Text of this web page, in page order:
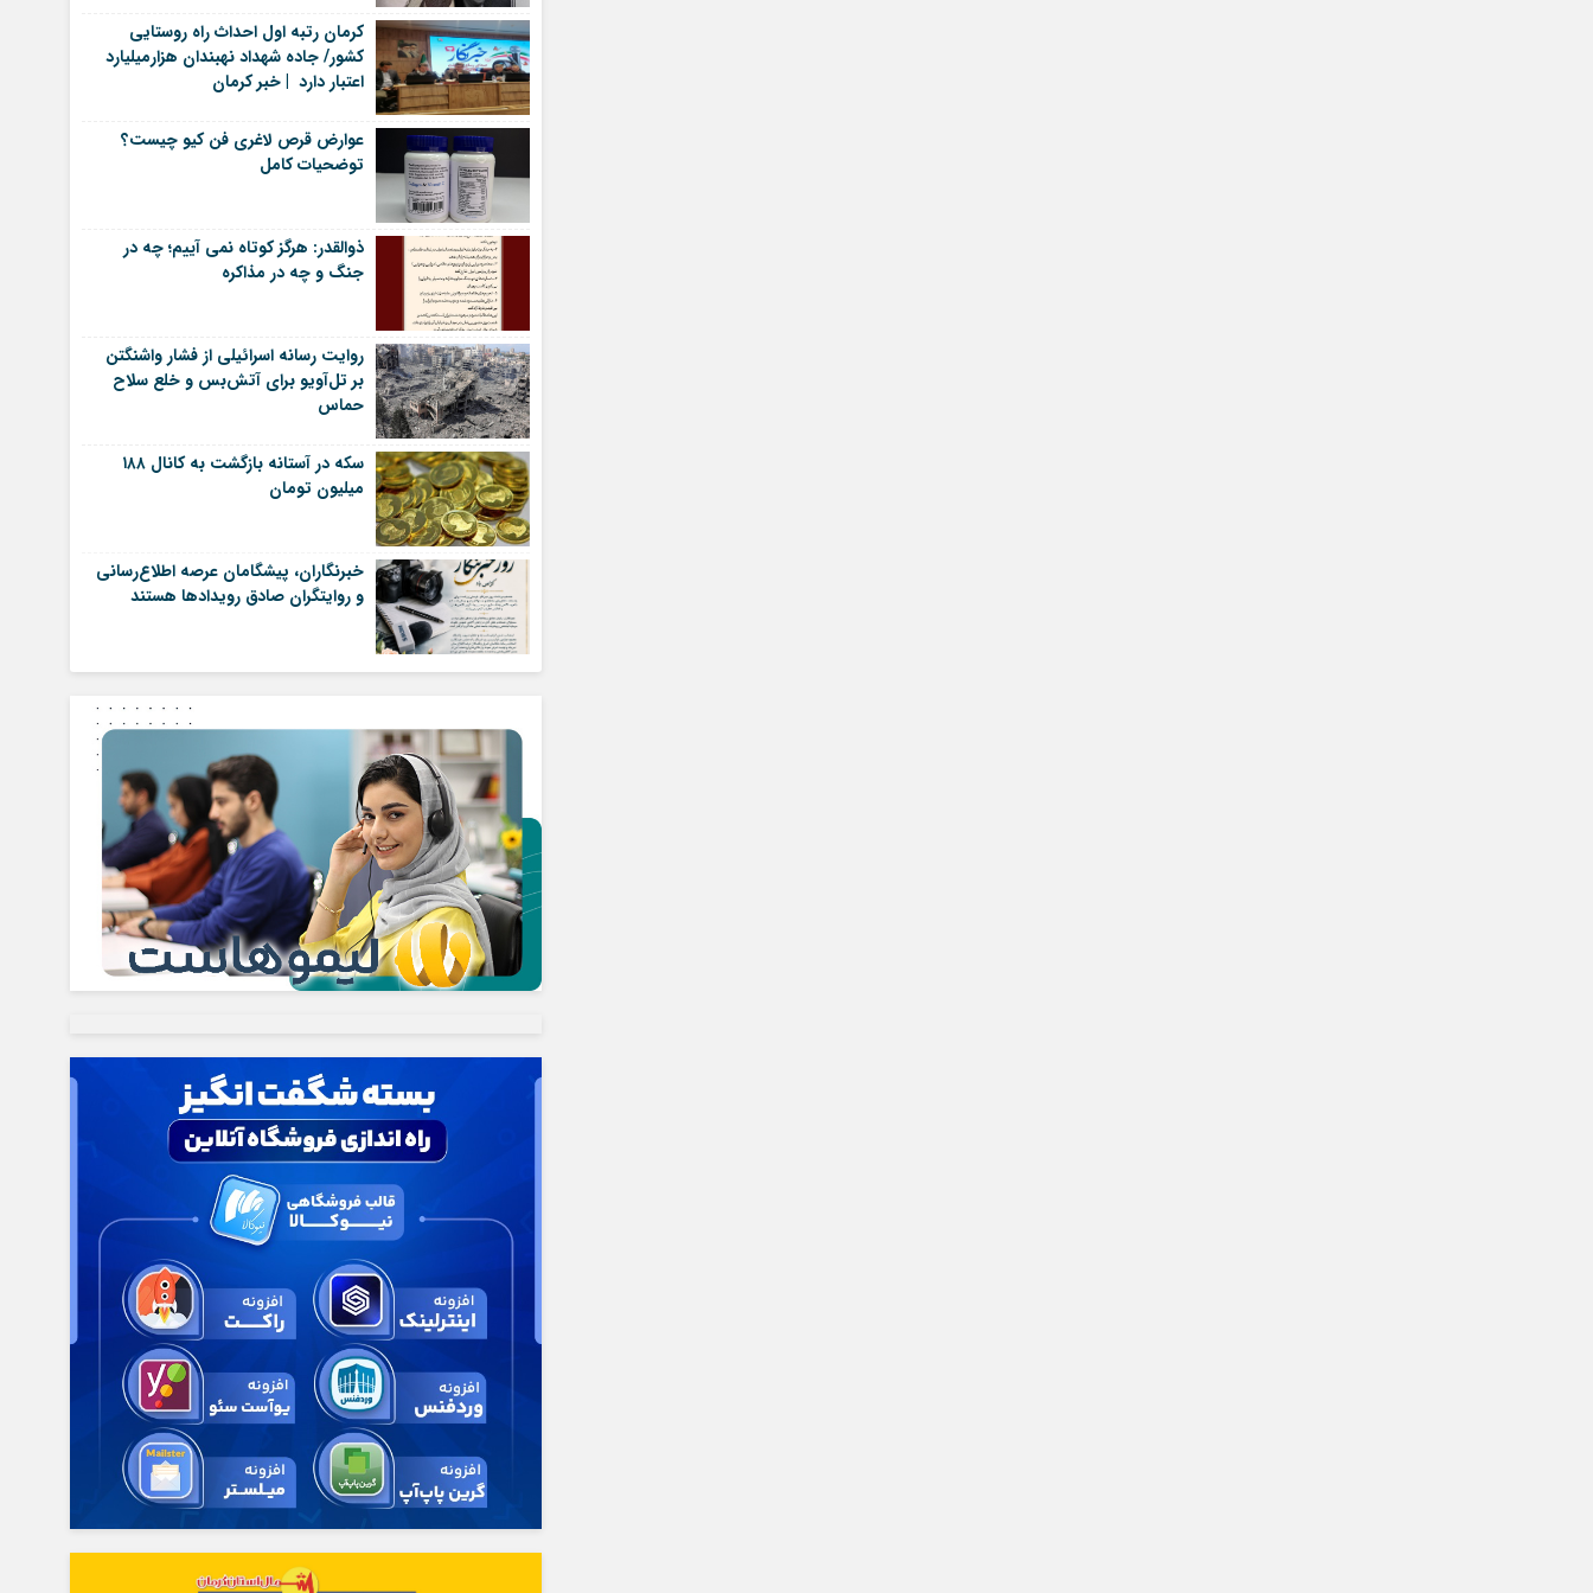
کرمان رتبه اول احداث راه روستایی
کشور/ جاده شهداد نهبندان هزارمیلیارد
اعتبار دارد | خبر کرمان
عوارض قرص لاغری فن کیو چیست؟
توضحیات کامل
ذوالقدر: هرگز کوتاه نمی آییم؛ چه در
جنگ و چه در مذاکره
روایت رسانه اسرائیلی از فشار واشنگتن
بر تل‌آویو برای آتش‌بس و خلع سلاح
حماس
سکه در آستانه بازگشت به کانال ۱۸۸
میلیون تومان
خبرنگاران، پیشگامان عرصه اطلاع‌رسانی
و روایتگران صادق رویداد‌ها هستند